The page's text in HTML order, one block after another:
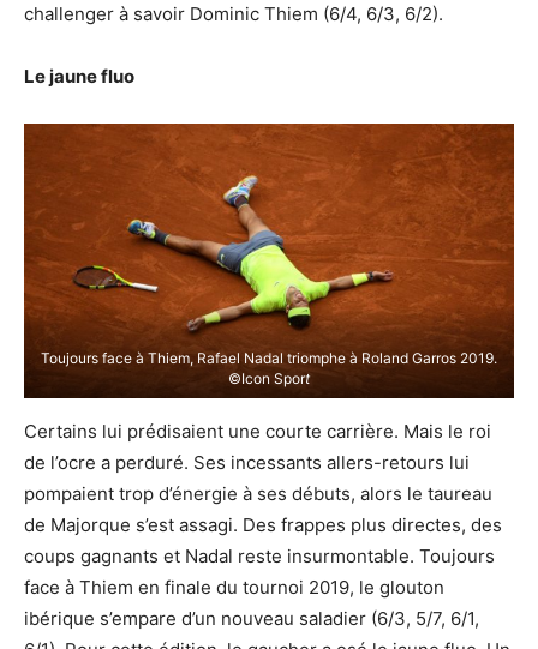
challenger à savoir Dominic Thiem (6/4, 6/3, 6/2).
Le jaune fluo
Toujours face à Thiem, Rafael Nadal triomphe à Roland Garros 2019.
©Icon Sport
Certains lui prédisaient une courte carrière. Mais le roi
de l’ocre a perduré. Ses incessants allers-retours lui
pompaient trop d’énergie à ses débuts, alors le taureau
de Majorque s’est assagi. Des frappes plus directes, des
coups gagnants et Nadal reste insurmontable. Toujours
face à Thiem en finale du tournoi 2019, le glouton
ibérique s’empare d’un nouveau saladier (6/3, 5/7, 6/1,